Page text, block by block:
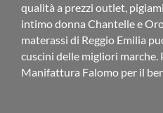
qualità a prezzi outlet,
intimo donna Chantelle e
materassi di Reggio Emilia
cuscini delle migliori marche.
Manifattura Falomo per il